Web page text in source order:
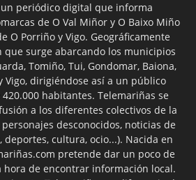
periódico digital que informa
de O Val Miñor y O Baixo Miño
O Porriño y Vigo. Geográficamente
surge abarcando los municipios
Tomiño, Tui, Gondomar, Baiona,
Vigo, dirigiéndose así a un público
habitantes. Telemariñas se
a los diferentes colectivos de la
desconocidos, noticias de
deportes, cultura, ocio...). Nacida en
pretende dar un poco de
hora de encontrar información local.